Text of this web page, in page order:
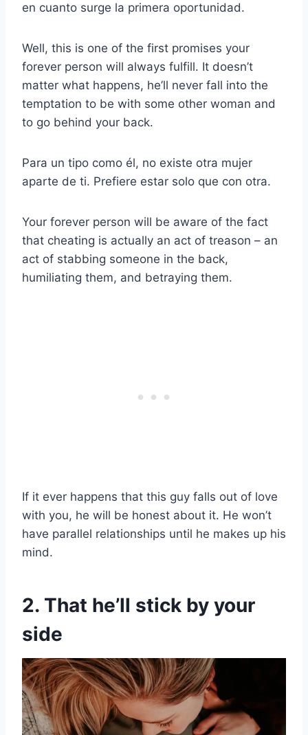
en cuanto surge la primera oportunidad.
Well, this is one of the first promises your
forever person will always fulfill. It doesn’t
matter what happens, he’ll never fall into the
temptation to be with some other woman and
to go behind your back.
Para un tipo como él, no existe otra mujer
aparte de ti. Prefiere estar solo que con otra.
Your forever person will be aware of the fact
that cheating is actually an act of treason – an
act of stabbing someone in the back,
humiliating them, and betraying them.
If it ever happens that this guy falls out of love
with you, he will be honest about it. He won’t
have parallel relationships until he makes up his
mind.
2. That he’ll stick by your
side